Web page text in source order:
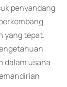
penyandang
yang tepat.
dalam usaha